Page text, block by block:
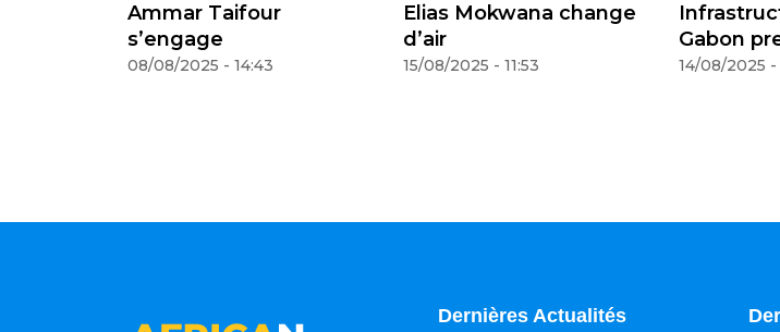
Elias Mokwana change
d’air
15/08/2025 - 11:53
Infrastructures le
14/08/2025 - 12:12 14/08/
Dernières Actualités